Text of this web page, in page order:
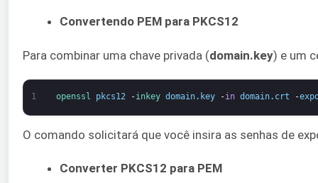
Convertendo PEM para PKCS12
Para combinar uma chave privada (domain.key) e um
1 openssl pkcs12 -inkey domain. key -in domain. crt -
O comando solicitará que você insira as senhas de
Converter PKCS12 para PEM